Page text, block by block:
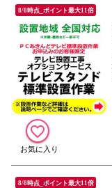
8/8時点_ポイント最大11倍
8/8時点_ポイント最大11倍